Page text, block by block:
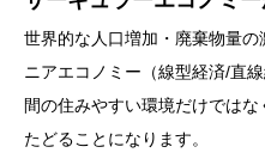
世界的な人口増加・廃棄物量
ニアエコノミー（線型経済/直
間の住みやすい環境だけでは
たどることになります。